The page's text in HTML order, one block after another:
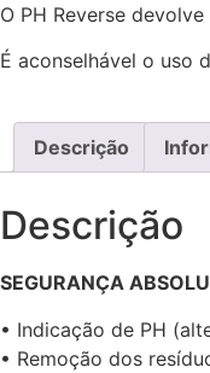
O PH Reverse
É aconselhável o uso
Descrição
Descrição
SEGURANÇA
• Indicação de PH
• Remoção dos